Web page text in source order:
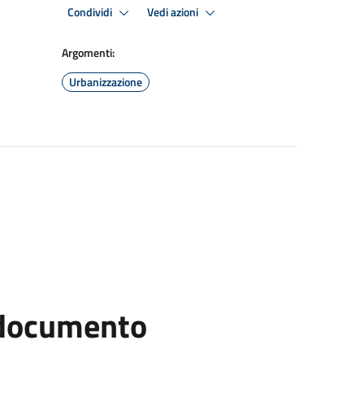
Condividi Vedi azioni
Argomenti:
Urbanizzazione